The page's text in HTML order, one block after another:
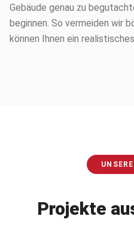
Gebäude genau zu
beginnen. So vermeiden wir
können Ihnen ein
Projekte